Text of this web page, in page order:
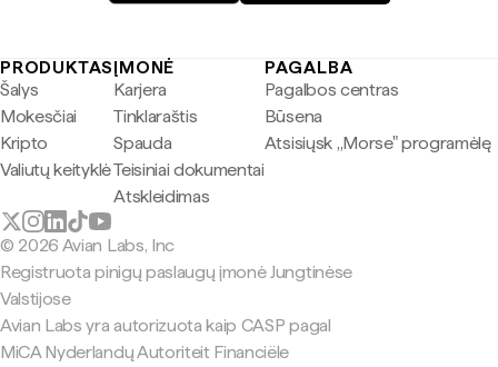
PRODUKTAS
Šalys
Mokesčiai
Kripto
Valiutų keityklė
ĮMONĖ
Karjera
Tinklaraštis
Spauda
Teisiniai dokumentai
Atskleidimas
PAGALBA
Pagalbos centras
Būsena
Atsisiųsk „Morse" programėlę
© 2026 Avian Labs, Inc
Registruota pinigų paslaugų įmonė Jungtinėse
Valstijose
Avian Labs yra autorizuota kaip CASP pagal
MiCA Nyderlandų Autoriteit Financiële